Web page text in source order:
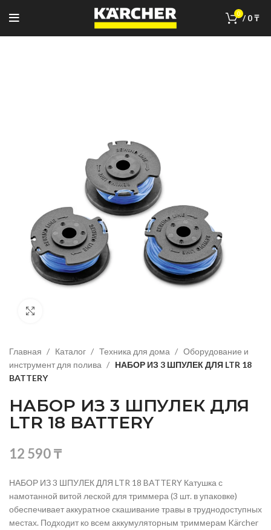
0 / 0₸
Главная Каталог Техника для дома
Оборудование и
инструмент для полива
НАБОР ИЗ 3 ШПУЛЕК ДЛЯ LTR 18
BATTERY
НАБОР ИЗ 3 ШПУЛЕК ДЛЯ
LTR 18 BATTERY
12 590₸
НАБОР ИЗ 3 ШПУЛЕК ДЛЯ LTR 18 BATTERY Катушка с
намотанной витой леской для триммера (3 шт. в упаковке)
обеспечивает аккуратное скашивание травы в труднодоступных
местах. Подходит ко всем аккумуляторным триммерам Kärcher